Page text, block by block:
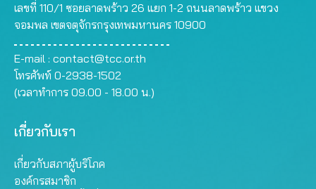
เลขที่ 110/1 ซอยลาดพร้าว 26 แยก 1-2 ถนนลาดพร้าว แขวง
จอมพล เขตจตุจักรกรุงเทพมหานคร 10900
E-mail : contact@tcc.or.th
โทรศัพท์ 0-2938-1502
(เวลาทำการ 09.00 - 18.00 น.)
เกี่ยวกับเรา
เกี่ยวกับสภาผู้บริโภค
องค์กรสมาชิก